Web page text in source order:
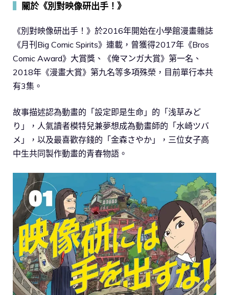
關於《別對映像研出手！》
《別對映像研出手！》於2016年開始在小學館漫畫雜誌
《月刊Big Comic Spirits》連載，曾獲得2017年《Bros
Comic Award》大賞獎、《俺マンガ大賞》第一名、
2018年《漫畫大賞》第九名等多項殊榮，目前單行本共
有3集。
故事描述認為動畫的「設定即是生命」的「浅草みど
り」，人氣讀者模特兒兼夢想成為動畫師的「水崎ツバ
メ」，以及最喜歡存錢的「金森さやか」，三位女子高
中生共同製作動畫的青春物語。